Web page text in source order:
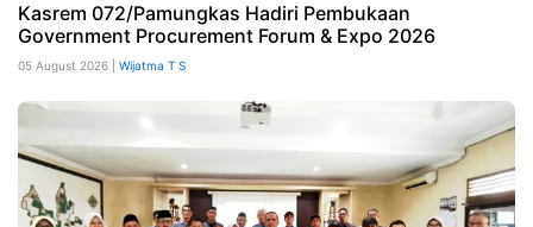
Kasrem 072/Pamungkas Hadiri Pembukaan
Government Procurement Forum & Expo 2026
05 August 2026 | Wijatma T S